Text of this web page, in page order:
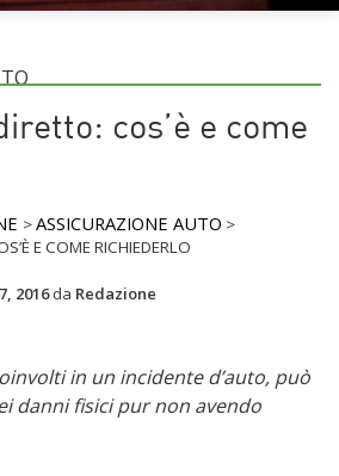
cos’è e come
>ASSICURAZIONE AUTO >
E COME RICHIEDERLO
2016da Redazione
in un incidente d’auto, può
danni fisici pur non avendo